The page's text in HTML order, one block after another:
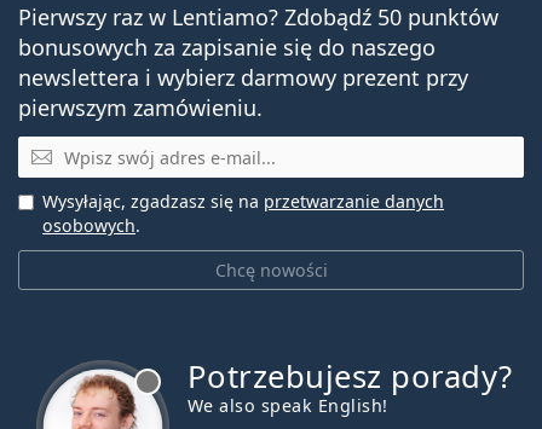
Pierwszy raz w Lentiamo? Zdobądź 50 punktów
bonusowych za zapisanie się do naszego
newslettera i wybierz darmowy prezent przy
pierwszym zamówieniu.
E-mail
Chcę nowości
Wysyłając, zgadzasz się na przetwarzanie danych
osobowych.
Potrzebujesz porady?
We also speak English!